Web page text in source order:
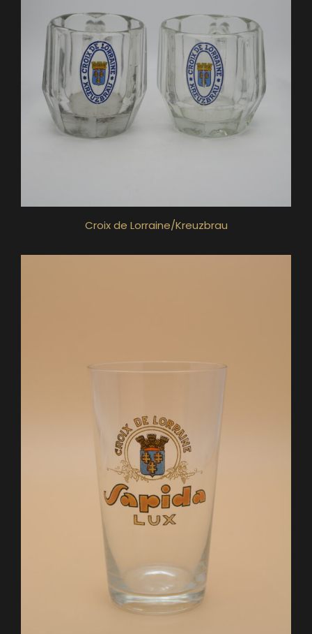
Croix de Lorraine/Kreuzbrau